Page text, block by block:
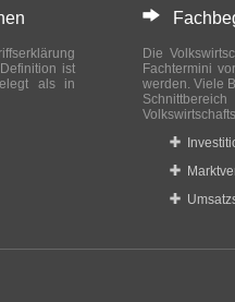
ist
als in
Die
Fachtermini
werden. Viele